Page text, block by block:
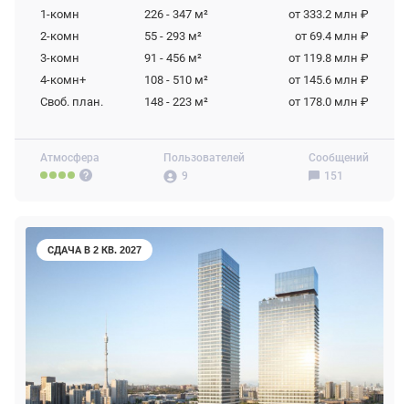
Атмосфера
Пользователей
9
Сообщений
151
1-комн 226 - 347 м²
от 333.2 млн ₽
2-комн
55 - 293 м²
от 69.4 млн ₽
3-комн
91 - 456 м²
от 119.8 млн ₽
4-комн+
108 - 510 м²
от 145.6 млн ₽
Своб. план.
148 - 223 м² от 178.0 млн ₽
СДАЧА В 2 КВ. 2027